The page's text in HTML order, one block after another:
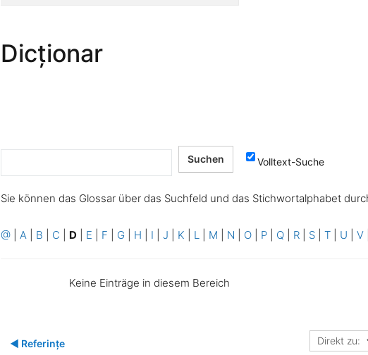
Dicționar
Volltext-Suche
Sie können das Glossar über das Suchfeld und das Stichwortalphabet
@ |A B C D E F G H I |J K L M N O P Q R S |T U |V
Keine Einträge in diesem Bereich
◀︎ Referințe
Direkt
zu: